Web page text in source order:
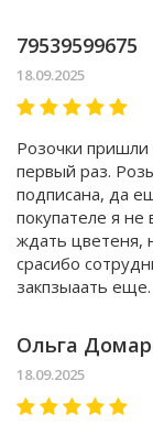
79539599675
18.09.2025
Розочки пришли
первый раз.
подписана, да
покупателе я
ждать цветеня,
срасибо
закпзыаать еще.
Ольга
18.09.2025